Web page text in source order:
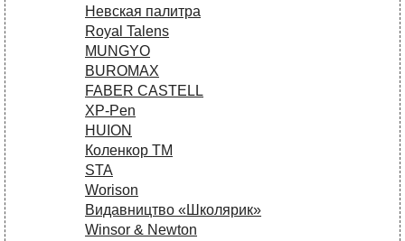
Невская палитра
Royal Talens
MUNGYO
BUROMAX
FABER CASTELL
XP-Pen
HUION
Коленкор ТМ
STA
Worison
Видавництво «Школярик»
Winsor & Newton